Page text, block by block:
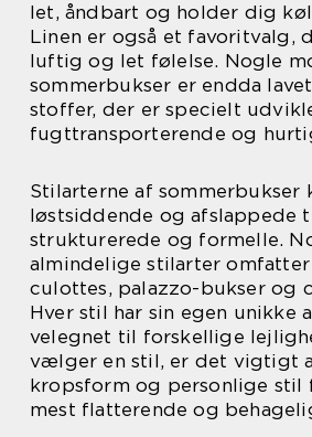
let, åndbart og holder dig
Linen er også et favoritvalg,
luftig og let følelse. Nogle
sommerbukser er endda
stoffer, der er specielt
fugttransporterende og
Stilarterne af sommerbukser
løstsiddende og afslappede
strukturerede og formelle.
almindelige stilarter omfatter
culottes, palazzo-bukser og
Hver stil har sin egen unikke
velegnet til forskellige
vælger en stil, er det vigtigt
kropsform og personlige stil
mest flatterende og